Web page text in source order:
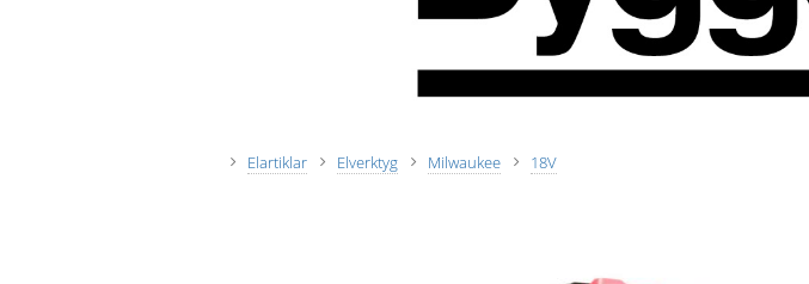
Elartiklar Elverktyg Milwaukee 18V